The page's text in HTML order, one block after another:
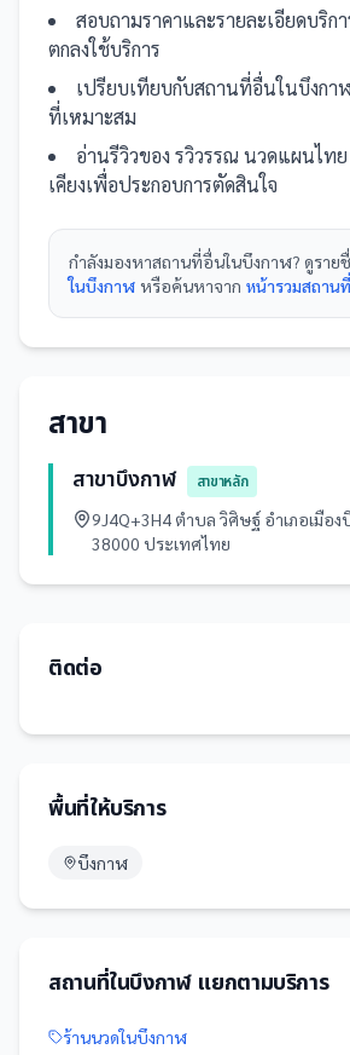
สอบถามราคาและรายละเอียดบริก
ตกลงใช้บริการ
เปรียบเทียบกับสถานที่อื่นในบึงกา
ที่เหมาะสม
อ่านรีวิวของ รวิวรรณ นวดแผนไทย
เคียงเพื่อประกอบการตัดสินใจ
กำลังมองหาสถานที่อื่นในบึงกาฬ? ดูราย
ในบึงกาฬ หรือค้นหาจาก หน้ารวมสถานที่
สาขา
สาขาบึงกาฬ
สาขาหลัก
9J4Q+3H4 ตำบล วิศิษฐ์ อำเภอเมือ
38000 ประเทศไทย
ติดต่อ
พื้นที่ให้บริการ
บึงกาฬ
สถานที่ในบึงกาฬแยกตามบริการ
ร้านนวดในบึงกาฬ